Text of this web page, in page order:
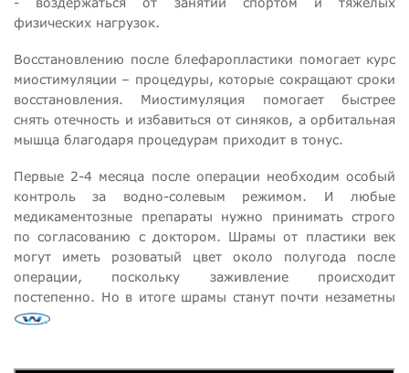
физических нагрузок.
Восстановлению после блефаропластики помогает курс
миостимуляции – процедуры, которые сокращают сроки
восстановления. Миостимуляция помогает быстрее
снять отечность и избавиться от синяков, а орбитальная
мышца благодаря процедурам приходит в тонус.
Первые 2-4 месяца после операции необходим особый
контроль за водно-солевым режимом. И любые
медикаментозные препараты нужно принимать строго
по согласованию с доктором. Шрамы от пластики век
могут иметь розоватый цвет около полугода после
операции, поскольку заживление происходит
постепенно. Но в итоге шрамы станут почти незаметны